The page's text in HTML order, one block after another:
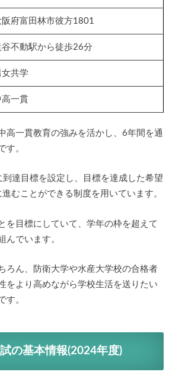
阪府富田林市彼方1801
谷不動駅から徒歩26分
女共学
高一貫
高一貫教育の強みを活かし、6年間を通
す。
達目標を設定し、目標を達成した希望
むことができる制度を用いています。
を目標にしていて、学年の枠を超えて
んでいます。
ろん、防衛大学や水産大学校の合格者
をより高めながら学校生活を送りたい
す。
の基本情報(2024年度)